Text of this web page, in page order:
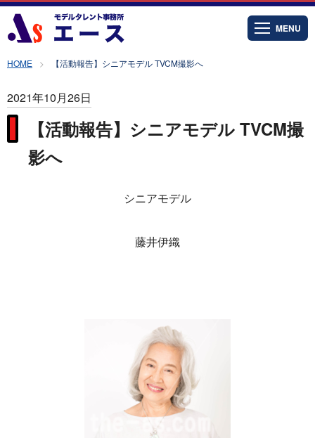
MENU
HOME 【活動報告】シニアモデル TVCM撮影へ
2021年10月26日
【活動報告】シニアモデル TVCM撮
影へ
シニアモデル
藤井伊織